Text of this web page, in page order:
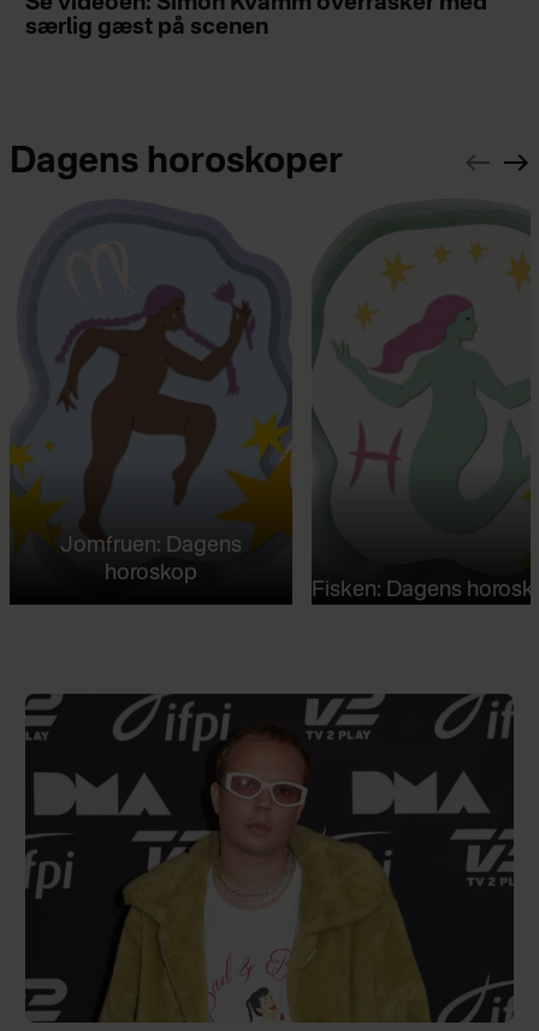
særlig gæst på scenen
Dagens horoskoper
Jomfruen: Dagens
horoskop
Fisken: Dagens